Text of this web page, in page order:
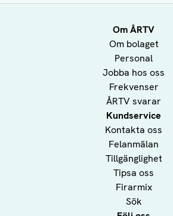
Om ÅRTV
Om bolaget
Personal
Jobba hos oss
Frekvenser
ÅRTV svarar
Kundservice
Kontakta oss
Felanmälan
Tillgänglighet
Tipsa oss
Firarmix
Sök